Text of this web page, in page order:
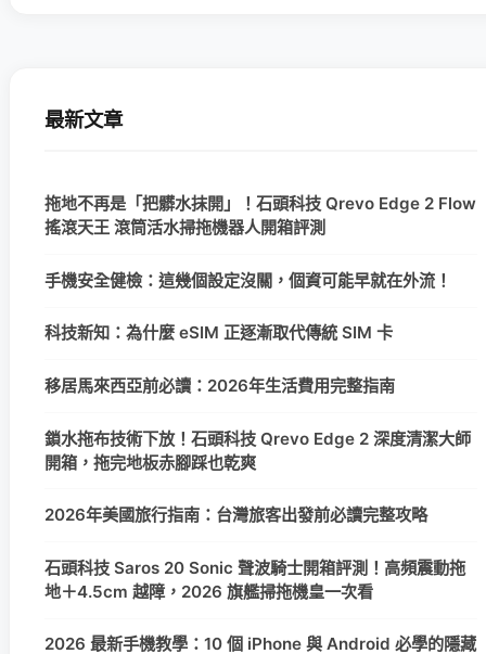
最新文章
拖地不再是「把髒水抹開」！石頭科技 Qrevo Edge 2 Flow
搖滾天王 滾筒活水掃拖機器人開箱評測
手機安全健檢：這幾個設定沒關，個資可能早就在外流！
科技新知：為什麼 eSIM 正逐漸取代傳統 SIM 卡
移居馬來西亞前必讀：2026年生活費用完整指南
鎖水拖布技術下放！石頭科技 Qrevo Edge 2 深度清潔大師
開箱，拖完地板赤腳踩也乾爽
2026年美國旅行指南：台灣旅客出發前必讀完整攻略
石頭科技 Saros 20 Sonic 聲波騎士開箱評測！高頻震動拖
地＋4.5cm 越障，2026 旗艦掃拖機皇一次看
2026 最新手機教學：10 個 iPhone 與 Android 必學的隱藏